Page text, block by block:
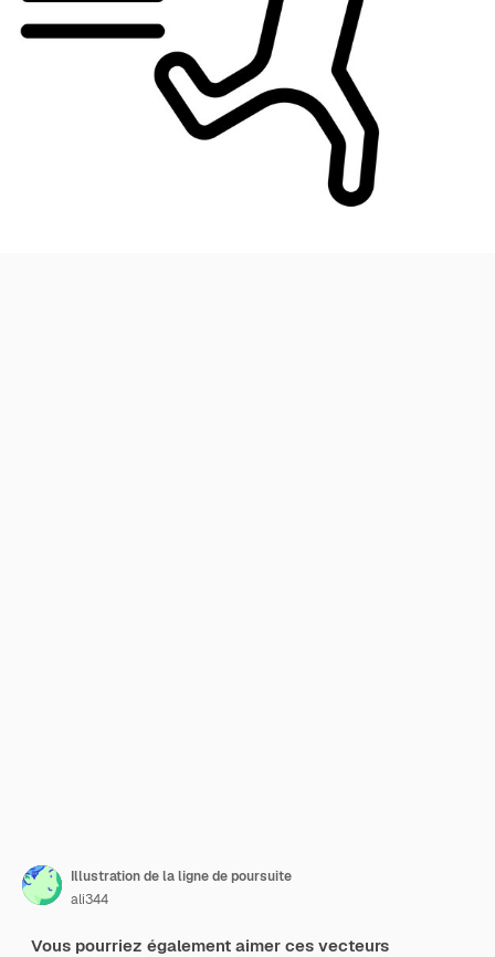
Illustration de la ligne de poursuite
ali344
Vous pourriez également aimer ces vecteurs